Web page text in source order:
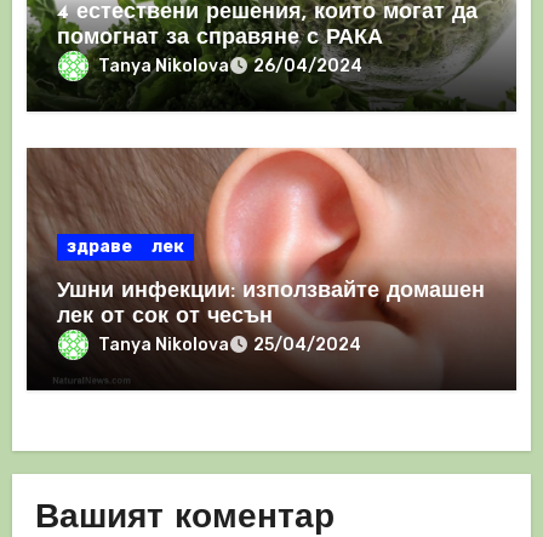
4 естествени решения, които могат да
помогнат за справяне с РАКА
Tanya Nikolova 26/04/2024
здраве лек
Ушни инфекции: използвайте домашен
лек от сок от чесън
Tanya Nikolova 25/04/2024
Вашият коментар